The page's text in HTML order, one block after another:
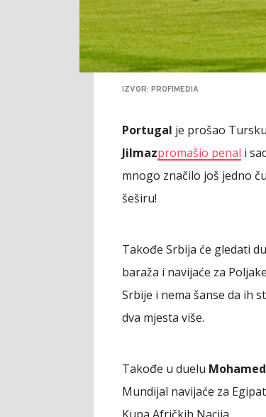
IZVOR: PROFIMEDIA
Portugal je prošao
Jilmazpromašio penal i
mnogo značilo još jedno
šeširu!
Takođe Srbija će gledati
baraža i navijaće za
Srbije i nema šanse da ih
dva mjesta više.
Takođe u duelu
Mundijal navijaće za